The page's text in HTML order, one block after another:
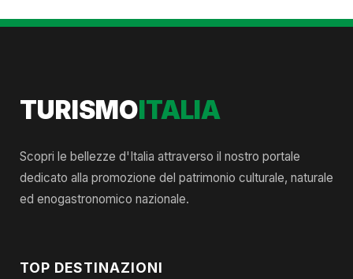
TURISMOITALIA
Scopri le bellezze d'Italia attraverso il nostro portale
dedicato alla promozione del patrimonio culturale, naturale
ed enogastronomico nazionale.
TOP DESTINAZIONI